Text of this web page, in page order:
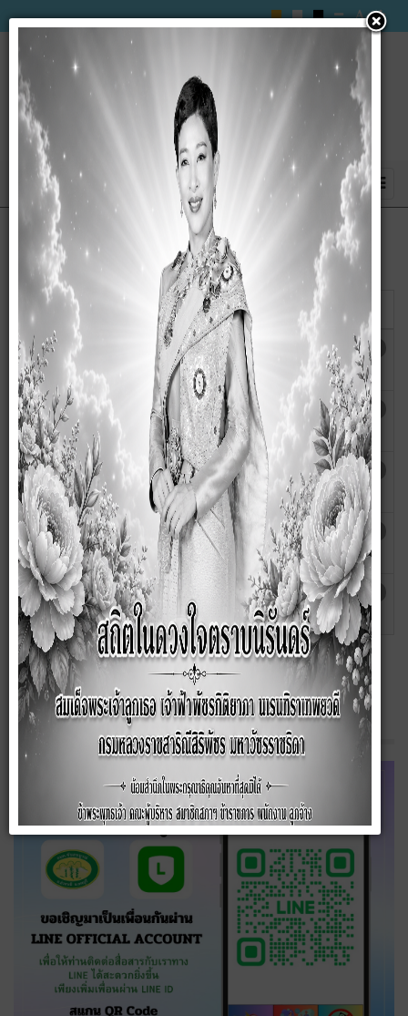
แสดง
ชื่อ
ผู้เขียน
คู่มือปฏิบัติป้องกันสาธารณภัย
เขียนโดย
กนกวรรณ
ฮิต: 1892
คู่มือปฏิบัตินักพัฒนาชุมชน
เขียนโดย
กนกวรรณ
ฮิต: 1883
คู่มือปฏิบัตินักทรัพยากรบุคคล
เขียนโดย
กนกวรรณ
ฮิต: 1890
คู่มือการใช้ทรัพสินทางราชการ องค์การ
บริหารส่วนตำบลซับสมบูรณ์
เขียนโดย
กนกวรรณ
ฮิต: 2059
คู่มือ/มาตรฐานการปฏิบัติงานกรมส่งเสริม
การปกครองส่วนท้องถิ่น
เขียนโดย
admin
ฮิต: 2401
Line OA ของ อบต.